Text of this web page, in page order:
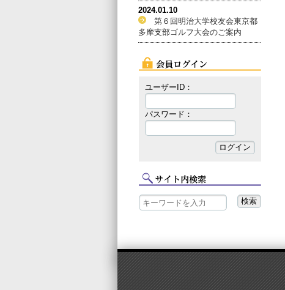
2024.01.10
第６回明治大学校友会東京都
多摩支部ゴルフ大会のご案内
ユーザーID：
パスワード：